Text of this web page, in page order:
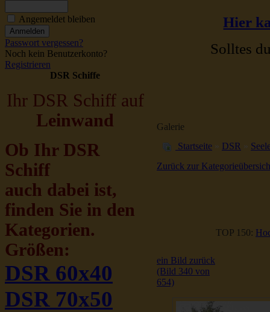
Angemeldet bleiben
Passwort vergessen?
Noch kein Benutzerkonto?
Registrieren
DSR Schiffe
Ihr DSR Schiff auf
Leinwand
Ob Ihr DSR
Schiff
auch dabei ist,
finden Sie in den
Kategorien.
Größen:
DSR 60x40
DSR 70x50
Hier
Solltes
Galerie
Startseite » DSR »
Zurück zur
TOP 150:
ein Bild zurück
(Bild 340 von
654)